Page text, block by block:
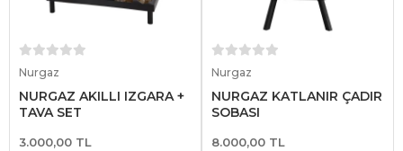
Nurgaz
NURGAZ AKILLI IZGARA +
TAVA SET
3.000,00 TL
Nurgaz
NURGAZ KATLANIR ÇADIR
SOBASI
8.000,00 TL